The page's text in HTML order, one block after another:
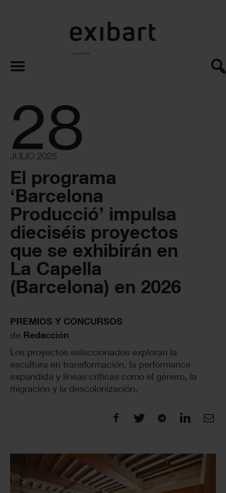
exibart.es
28
JULIO 2025
El programa
‘Barcelona
Producció’ impulsa
dieciséis proyectos
que se exhibirán en
La Capella
(Barcelona) en 2026
PREMIOS Y CONCURSOS
de Redacción
Los proyectos seleccionados exploran la
escultura en transformación, la performance
expandida y líneas críticas como el género, la
migración y la descolonización.